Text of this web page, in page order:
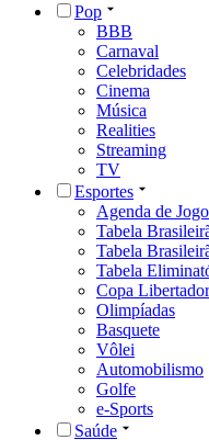
Pop
BBB
Carnaval
Celebridades
Cinema
Música
Realities
Streaming
TV
Esportes
Agenda de
Tabela
Tabela
Tabela
Copa
Olimpíadas
Basquete
Vôlei
Automobilismo
Golfe
e-Sports
Saúde